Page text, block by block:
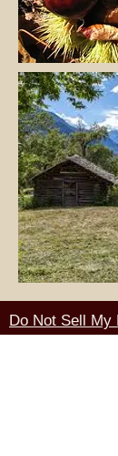
Do Not Sell My